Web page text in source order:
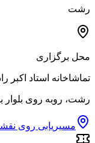
رشت
محل برگزاری
تماشاخانه استاد اکبر
رشت، روبه روی بلوار
مسیریابی روی